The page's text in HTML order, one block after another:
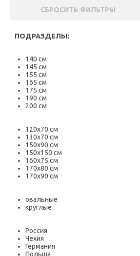
СБРОСИТЬ ФИЛЬТРЫ
ПОДРАЗДЕЛЫ:
140 см
145 см
155 см
165 см
175 см
190 см
200 см
120х70 см
130х70 см
150х90 см
150х150 см
160х75 см
170х80 см
170х90 см
овальные
круглые
Россия
Чехия
Германия
Польша